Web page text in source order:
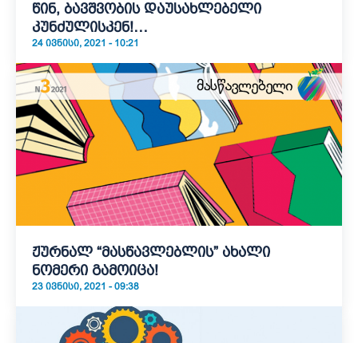
წინ, ბავშვობის დაუსახლებელი
კუნძულისკენ!…
24 ᲘᲕᲜᲘᲡᲘ, 2021 - 10:21
ჟურნალ “მასწავლებლის” ახალი
ნომერი გამოიცა!
23 ᲘᲕᲜᲘᲡᲘ, 2021 - 09:38